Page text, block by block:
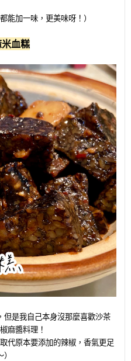
能加一味，更美味呀！）
血糕
但是我自己本身沒那麼喜歡沙茶
麻醬料理！
代原本要添加的辣椒，香氣更足